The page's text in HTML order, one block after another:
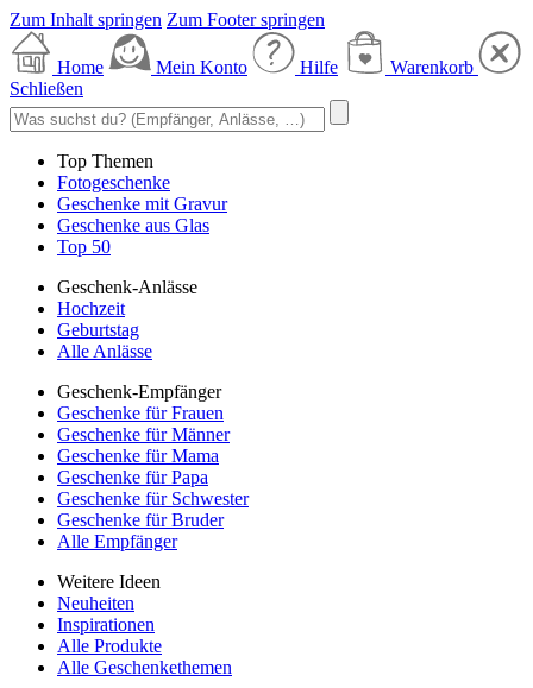
Zum Inhalt springen Zum Footer springen
Home Mein Konto Hilfe
Warenkorb
Schließen
Top Themen
Fotogeschenke
Geschenke mit Gravur
Geschenke aus Glas
Top 50
Geschenk-Anlässe
Hochzeit
Geburtstag
Alle Anlässe
Geschenk-Empfänger
Geschenke für Frauen
Geschenke für Männer
Geschenke für Mama
Geschenke für Papa
Geschenke für Schwester
Geschenke für Bruder
Alle Empfänger
Weitere Ideen
Neuheiten
Inspirationen
Alle Produkte
Alle Geschenkethemen